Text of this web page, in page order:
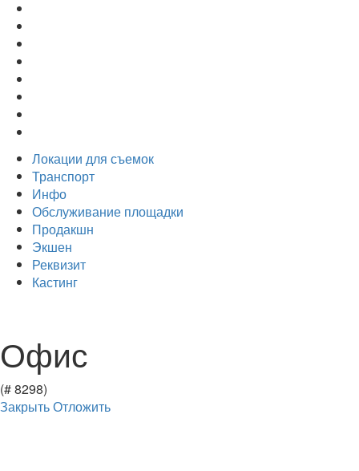
Локации для съемок
Транспорт
Инфо
Обслуживание площадки
Продакшн
Экшен
Реквизит
Кастинг
Офис
(# 8298)
ЗакрытьОтложить